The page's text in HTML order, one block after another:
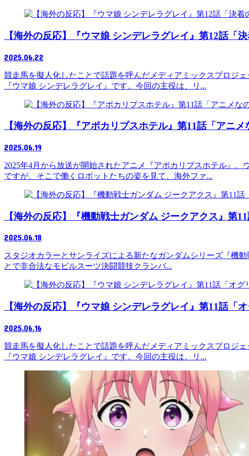
【海外の反応】『ウマ娘 シンデレラグレイ』第12話「
2025.06.22
競走馬を擬人化したことで話題を呼んだメディアミックスプロジ
『ウマ娘 シンデレラグレイ』です。今回の主役は、リ...
【海外の反応】『アポカリプスホテル』第11話「アニメ
2025.06.19
2025年4月から放送が開始されたアニメ『アポカリプスホテル』
ですが、そこで働くロボットたちの姿を見て、海外ファ...
【海外の反応】『機動戦士ガンダム ジークアクス』第
2025.06.18
スタジオカラーとサンライズによる新たなガンダムシリーズ『機
とで非合法なモビルスーツ決闘競技クランバ...
【海外の反応】『ウマ娘 シンデレラグレイ』第11話「
2025.06.16
競走馬を擬人化したことで話題を呼んだメディアミックスプロジ
『ウマ娘 シンデレラグレイ』です。今回の主役は、リ...